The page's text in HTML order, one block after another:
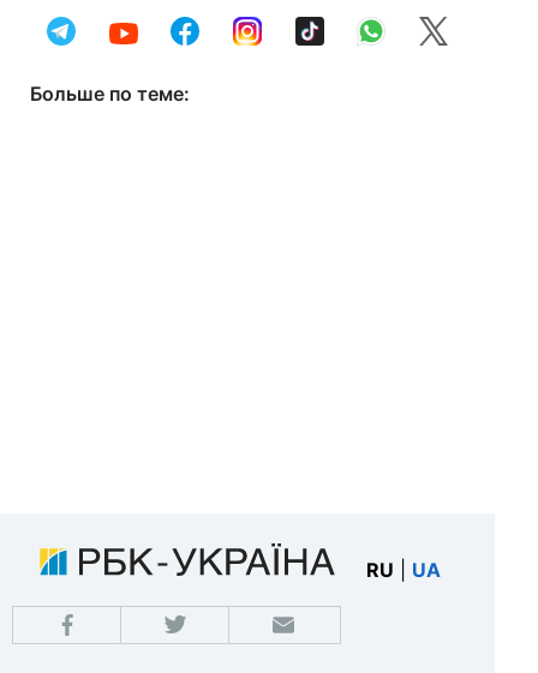
Больше по теме:
RU UA